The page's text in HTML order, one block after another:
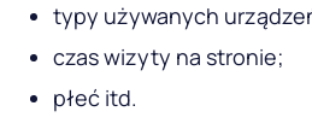
wysokiej rozdzielczości,
Contentful Paint (LCP)
ważny. Optymalnym